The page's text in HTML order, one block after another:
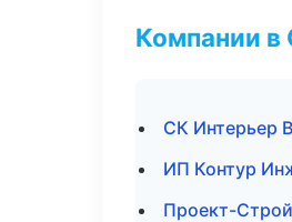
Компании
СК Интерьер
ИП Контур
Проект-